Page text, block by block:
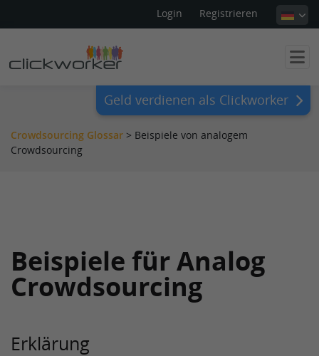
Login Registrieren
Geld verdienen als Clickworker
Crowdsourcing Glossar > Beispiele von analogem
Crowdsourcing
Beispiele für Analog
Crowdsourcing
Erklärung